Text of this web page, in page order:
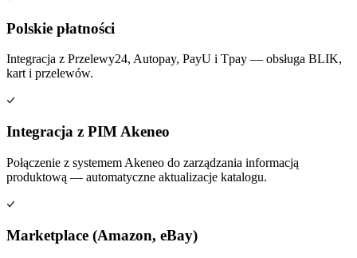
Polskie płatności
Integracja z Przelewy24, Autopay, PayU i Tpay — obsługa BLIK,
kart i przelewów.
Integracja z PIM Akeneo
Połączenie z systemem Akeneo do zarządzania informacją
produktową — automatyczne aktualizacje katalogu.
Marketplace (Amazon, eBay)